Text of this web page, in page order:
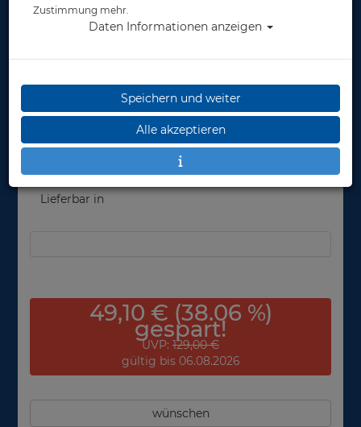
Herstellerpreis: 129,00 €
79,90 €
Lieferbar in
49,10 € (38.06 %)
gespart!
UVP: 129,00 €
gültig bis 06.08.2026
wünschen
Zustimmung mehr.
Daten Informationen anzeigen
Speichern und weiter
Alle akzeptieren